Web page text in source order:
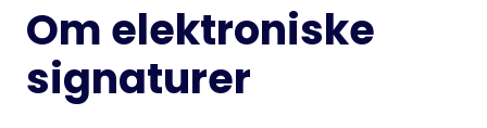
Om elektroniske
signaturer